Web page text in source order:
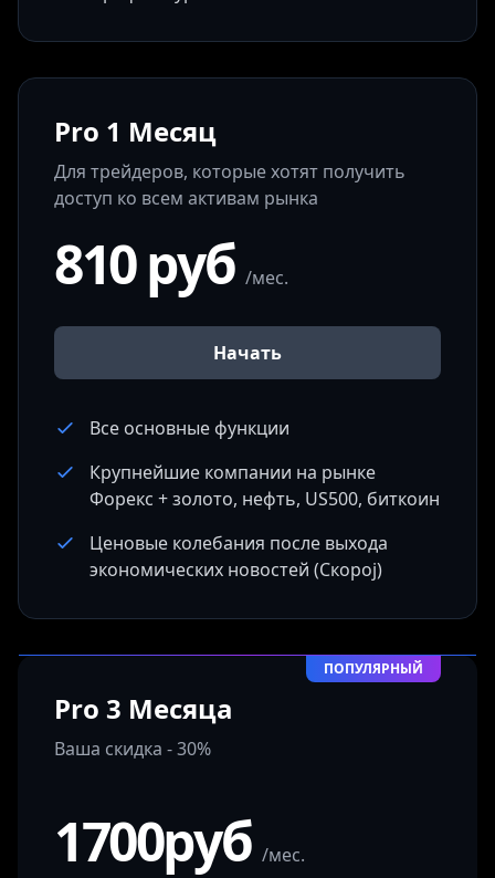
Pro 1 Месяц
Для трейдеров, которые хотят получить
доступ ко всем активам рынка
810 руб /мес.
Начать
Все основные функции
Крупнейшие компании на рынке
Форекс + золото, нефть, US500, биткоин
Ценовые колебания после выхода
экономических новостей (Скороj)
ПОПУЛЯРНЫЙ
Pro 3 Месяца
Ваша скидка - 30%
1700руб /мес.